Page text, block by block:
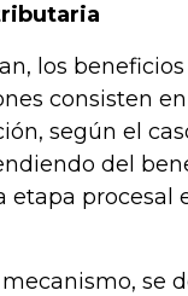
los
consisten
según el
del
etapa procesal
se